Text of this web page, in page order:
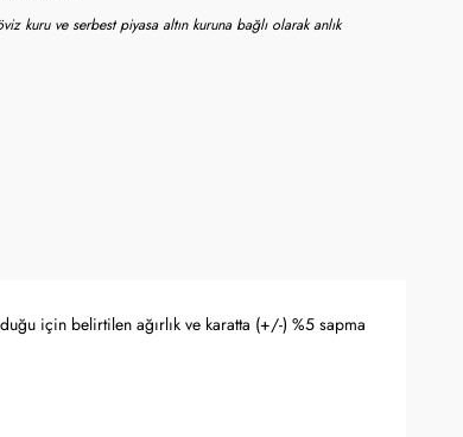
kuru ve serbest piyasa altın kuruna bağlı olarak anlık
için belirtilen ağırlık ve karatta (+/-) %5 sapma